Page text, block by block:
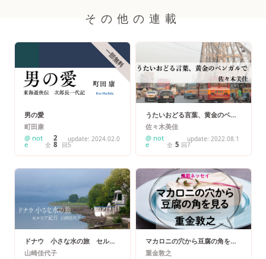
その他の連載
一部無料
男の愛
町田康
@ not
e 全
2
8 回
update: 2024.02.0
5
うたいおどる言葉、黄金のベン
ガルで
佐々木美佳
@ not
e 全 5 回
update: 2022.08.1
7
ドナウ 小さな水の旅 セルビ
ア紀行
山崎佳代子
マカロニの穴から豆腐の角を見
る
重金敦之